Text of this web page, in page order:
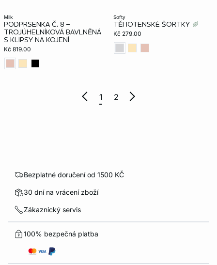
milk
PODPRSENKA Č. 8 –
TROJÚHELNÍKOVÁ BAVLNĚNÁ
S KLIPSY NA KOJENÍ
Kč 819.00
softy
TĚHOTENSKÉ ŠORTKY
Kč 279.00
1 2
Bezplatné doručení od 1500 KČ
30 dní na vrácení zboží
Zákaznický servis
100% bezpečná platba